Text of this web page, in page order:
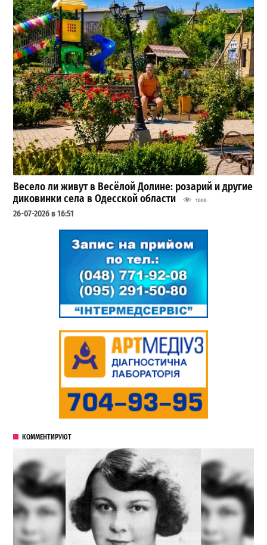
Весело ли живут в Весёлой Долине: розарий и другие
диковинки села в Одесской области
1000
26-07-2026 в 16:51
КОММЕНТИРУЮТ